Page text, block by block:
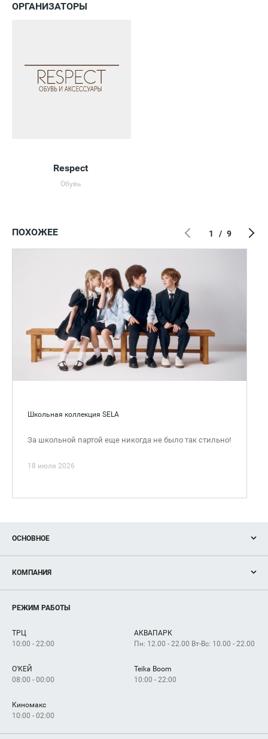
ОРГАНИЗАТОРЫ
Respect
Обувь
ПОХОЖЕЕ
Школьная коллекция SELA
За школьной партой еще никогда не было так стильно!
18 июля 2026
1 / 9
ОСНОВНОЕ
Новости
Магазины
Услуги
КОМПАНИЯ
Рекламодателям
Как добраться
РЕЖИМ РАБОТЫ
ТРЦ
10:00 - 22:00
АКВАПАРК
Пн: 12.00 - 22.00 Вт-Вс: 10.00 - 22.00
О'КЕЙ
08:00 - 00:00
Teika Boom
10:00 - 22:00
Киномакс
10:00 - 02:00